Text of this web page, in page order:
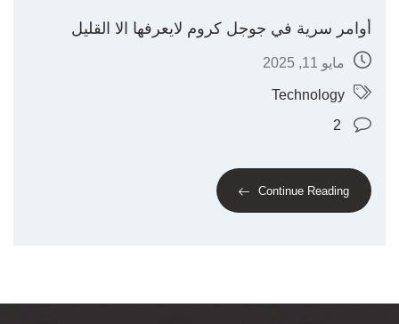
أوامر سرية في جوجل كروم لايعرفها الا القليل
مايو 11, 2025
Technology
Continue Reading